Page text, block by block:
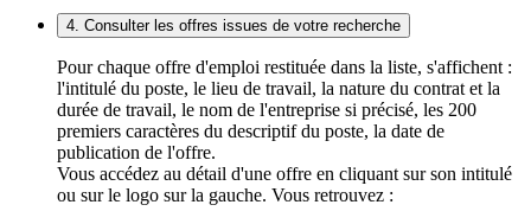
4. Consulter les offres issues de votre recherche
Pour chaque offre d'emploi restituée dans la liste, s'affichent :
l'intitulé du poste, le lieu de travail, la nature du contrat et la
durée de travail, le nom de l'entreprise si précisé, les 200
premiers caractères du descriptif du poste, la date de
publication de l'offre.
Vous accédez au détail d'une offre en cliquant sur son intitulé
ou sur le logo sur la gauche. Vous retrouvez :